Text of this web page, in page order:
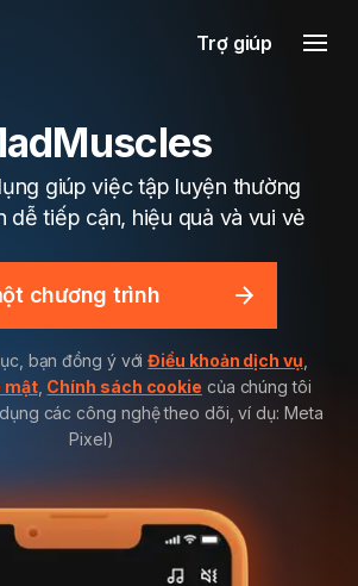
Trợ giúp
giúp việc tập luyện thường
dễ tiếp cận, hiệu quả và vui vẻ
chương trình
bạn đồng ý vớiĐiều khoản dịch vụ
mật, Chính sách cookie của chúng tôi
các công nghệ theo dõi, ví dụ: Meta
Pixel)